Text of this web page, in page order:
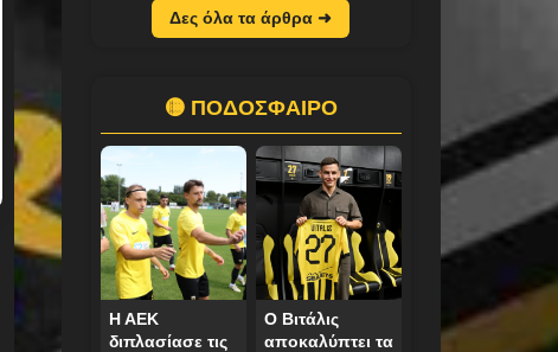
Δες όλα τα άρθρα ➜
🟡 ΠΟΔΟΣΦΑΙΡΟ
Η ΑΕΚ
διπλασίασε τις
Ο Βιτάλις
αποκαλύπτει τα